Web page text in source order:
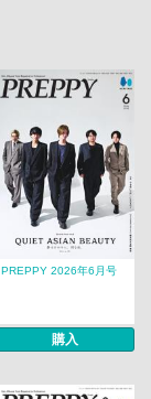
PREPPY 2026年6月号
購入